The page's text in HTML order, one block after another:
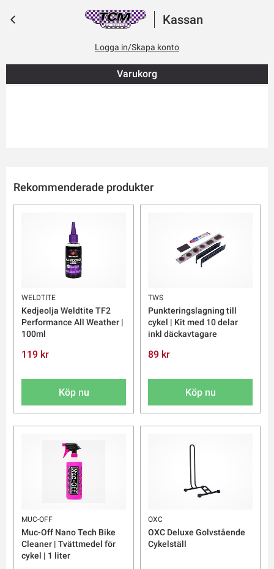
Kassan
Logga in/Skapa konto
Varukorg
Rekommenderade produkter
WELDTITE
Kedjeolja Weldtite TF2
Performance All Weather |
100ml
119 kr
Köp nu
TWS
Punkteringslagning till
cykel | Kit med 10 delar
inkl däckavtagare
89 kr
Köp nu
MUC-OFF
Muc-Off Nano Tech Bike
Cleaner | Tvättmedel för
cykel | 1 liter
OXC
OXC Deluxe Golvstående
Cykelställ